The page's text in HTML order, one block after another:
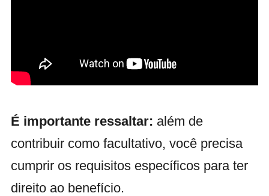
É importante ressaltar: além de
contribuir como facultativo, você precisa
cumprir os requisitos específicos para ter
direito ao benefício.